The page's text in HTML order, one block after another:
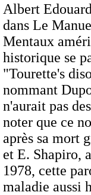
Albert
dans Le
Mentaux
historique se
"Tourette's
nommant
n'aurait pas
noter que ce
après sa mort
et E. Shapiro,
1978, cette
maladie aussi